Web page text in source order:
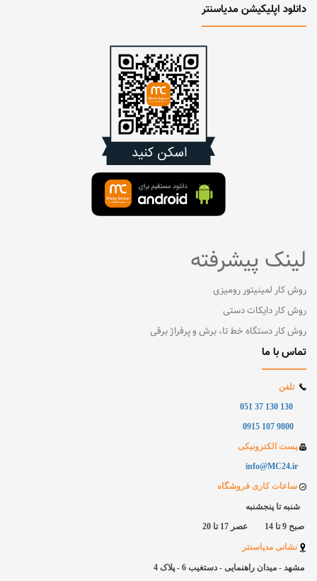
دانلود اپلیکیشن مدیاسنتر
لینک پیشرفته
روش کار لمینیتور رومیزی
روش کار دایکات دستی
روش کار دستگاه خط تا، برش و پرفراژ برقی
تماس با ما
تلفن
130 130 37 051
9800 107 0915
پست الکترونیکی
info@MC24.ir
ساعات کاری فروشگاه
شنبه تا پنجشنبه
صبح 9 تا 14 عصر 17 تا 20
نشانی مدیاسنتر
مشهد - میدان راهنمایی - دستغیب 6 - پلاک 4